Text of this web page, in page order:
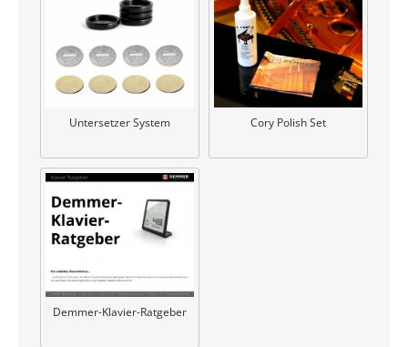
Untersetzer System Cory Polish Set
Demmer-Klavier-Ratgeber